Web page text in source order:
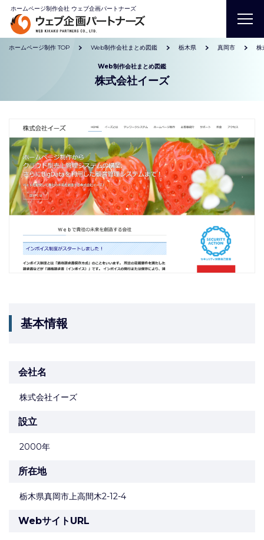
ホームページ制作会社 ウェブ企画パートナーズ
ホームページ制作 TOP Web制作会社まとめ図鑑 栃木県 真岡市 株
Web制作会社まとめ図鑑
株式会社イーズ
基本情報
会社名
株式会社イーズ
設立
2000年
所在地
栃木県真岡市上高間木2-12-4
WebサイトURL